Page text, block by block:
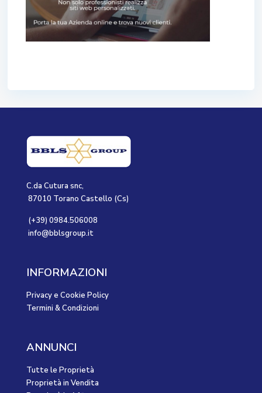
C.da Cutura snc,
87010 Torano Castello (Cs)
(+39) 0984.506008
info@bblsgroup.it
INFORMAZIONI
Privacy e Cookie Policy
Termini & Condizioni
ANNUNCI
Tutte le Proprietà
Proprietà in Vendita